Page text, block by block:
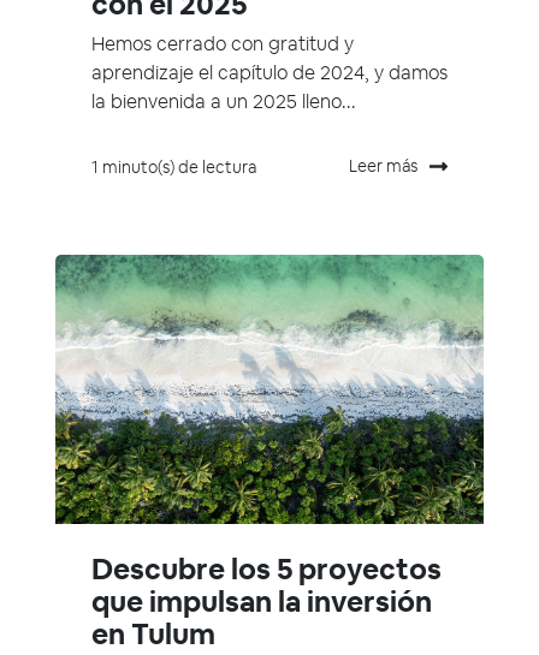
Hemos cerrado con gratitud y
aprendizaje el capítulo de 2024, y damos
la bienvenida a un 2025 lleno...
1 minuto(s) de lectura Leer más
Descubre los 5 proyectos
que impulsan la inversión
en Tulum